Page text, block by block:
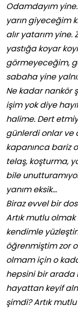
Odamdayım
yarın giyeceğim
alır yatarım yine.
yastığa koyar
görmeyeceğim,
sabaha yine
Ne kadar nankör
işim yok diye
halime. Dert
günlerdi onlar ve
kapanınca bariz
telaş, koşturma,
bile
yanım eksik…
Biraz evvel bir
Artık mutlu
kendimle
öğrenmiştim zor
olmam için o
hepsini bir arada
hayattan keyif
şimdi? Artık